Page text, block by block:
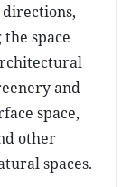
space
and
space,
other
spaces.